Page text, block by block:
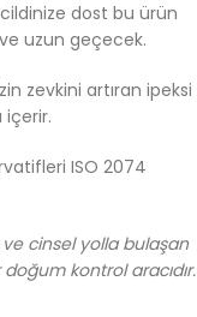
dost bu ürün
uzun geçecek.
zevkini artıran ipeksi
içerir.
ISO 2074
cinsel yolla bulaşan
kontrol aracıdır.